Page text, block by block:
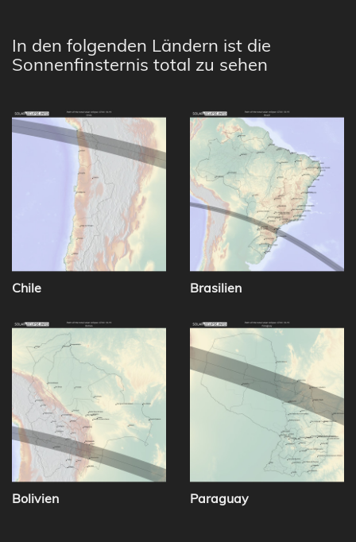
In den folgenden Ländern ist die
Sonnenfinsternis total zu sehen
Chile Brasilien
Bolivien Paraguay